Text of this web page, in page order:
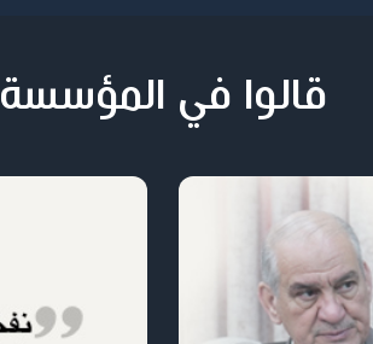
قالوا في المؤسسة